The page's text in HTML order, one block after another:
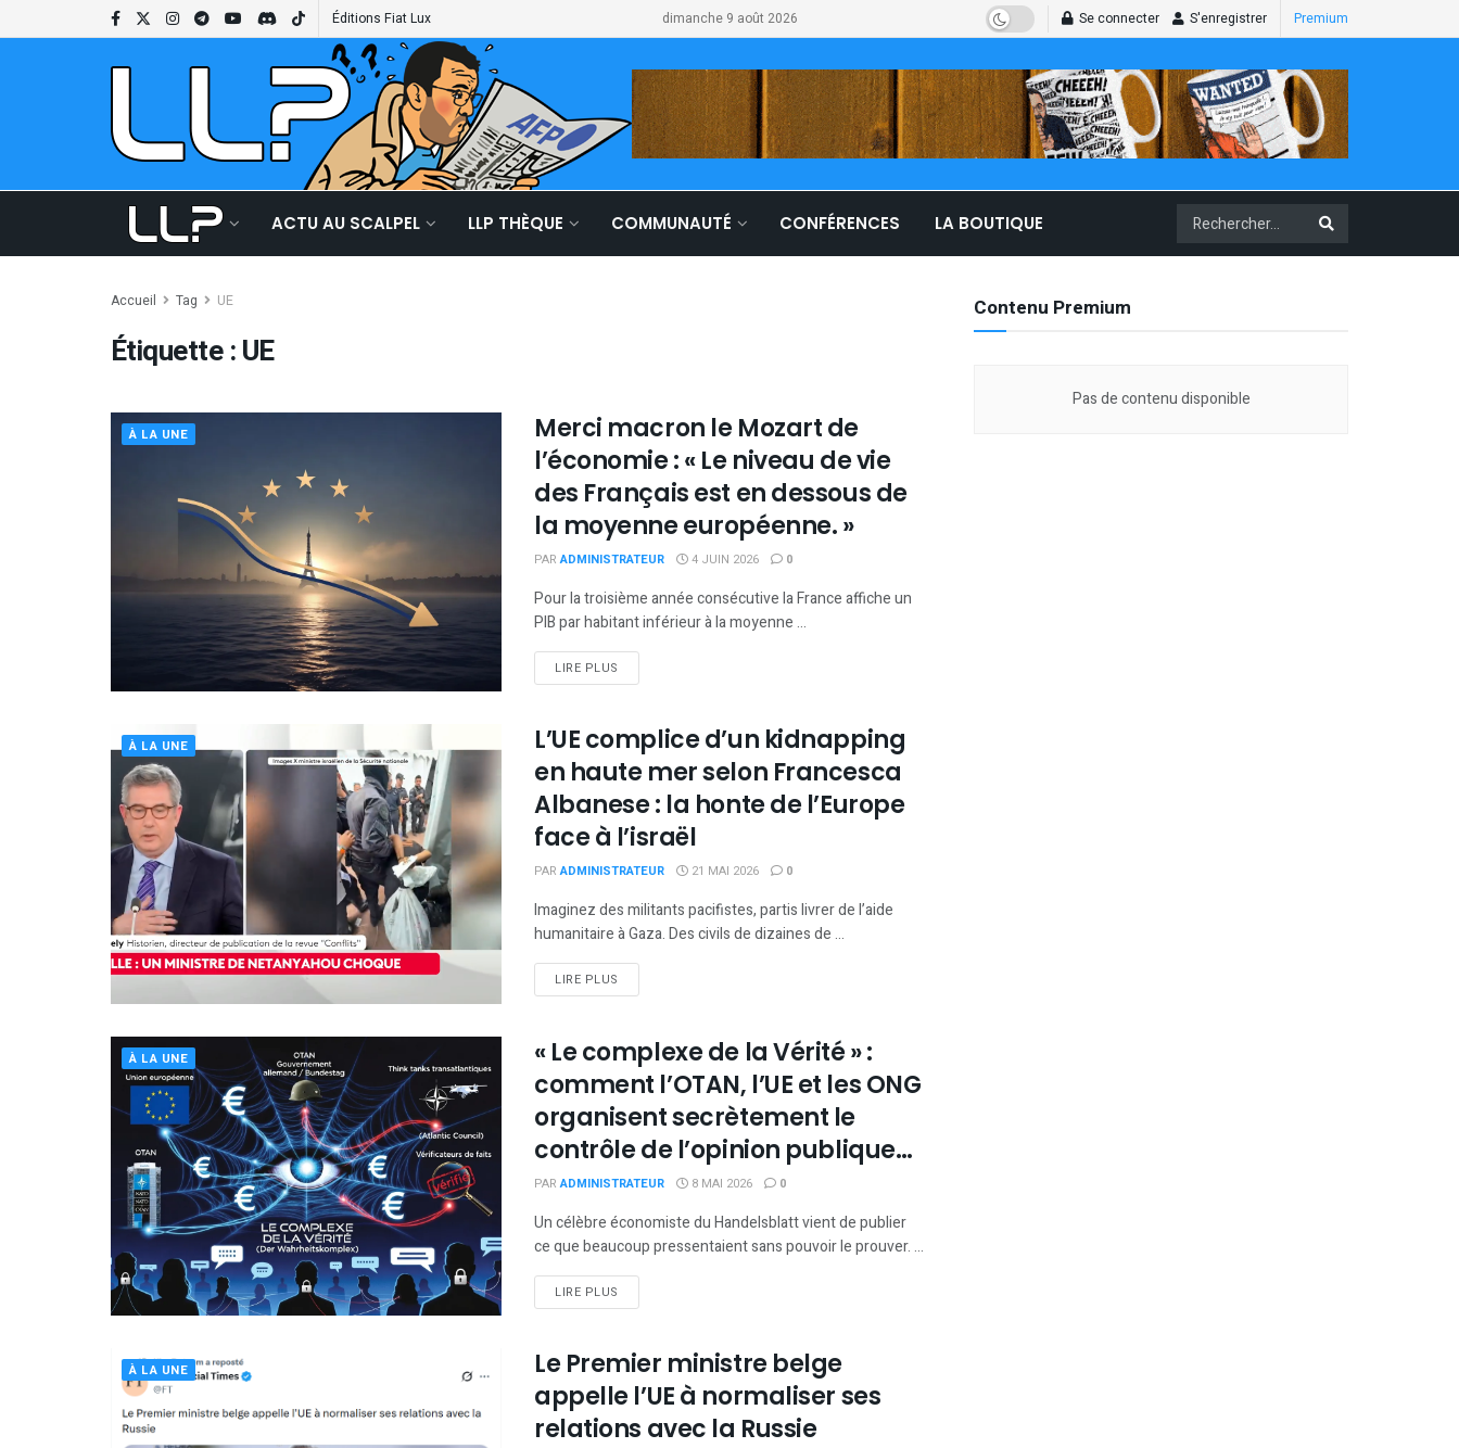
Éditions Fiat Lux dimanche 9 août 2026 Se connecter S'enregistrer Premium
ACTU AU SCALPEL LLP THÈQUE COMMUNAUTÉ CONFÉRENCES LA BOUTIQUE
Accueil Tag UE
Étiquette :UE
À LA UNE
Merci macron le Mozart de
l’économie : « Le niveau de vie
des Français est en dessous de
la moyenne européenne. »
PAR ADMINISTRATEUR 4 JUIN 2026 0
Pour la troisième année consécutive la France affiche un
PIB par habitant inférieur à la moyenne ...
LIRE PLUS
À LA UNE
L’UE complice d’un kidnapping
en haute mer selon Francesca
Albanese : la honte de l’Europe
face à l’israël
PAR ADMINISTRATEUR 21 MAI 2026 0
Imaginez des militants pacifistes, partis livrer de l’aide
humanitaire à Gaza. Des civils de dizaines de ...
LIRE PLUS
À LA UNE
« Le complexe de la Vérité » :
comment l’OTAN, l’UE et les ONG
organisent secrètement le
contrôle de l’opinion publique
occidentale
PAR ADMINISTRATEUR 8 MAI 2026 0
Un célèbre économiste du Handelsblatt vient de publier
ce que beaucoup pressentaient sans pouvoir le prouver. ...
LIRE PLUS
À LA UNE
Le Premier ministre belge
appelle l’UE à normaliser ses
relations avec la Russie
Contenu Premium
Pas de contenu disponible